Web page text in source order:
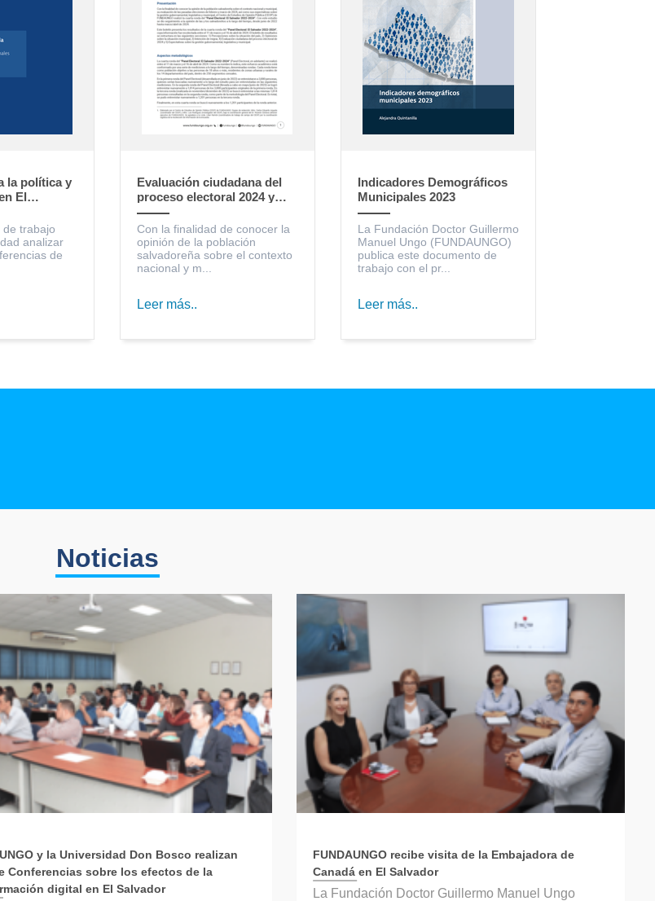
la política y
El
de
de trabajo
analizar
de
Evaluación ciudadana del
proceso electoral 2024 y
expectativas sobre la
gestión gubernamental,
legislativa y municipal
Con la finalidad de conocer la
opinión de la población
salvadoreña sobre el contexto
nacional y m...
Leer más..
Indicadores Demográficos
Municipales 2023
La Fundación Doctor Guillermo
Manuel Ungo (FUNDAUNGO)
publica este documento de
trabajo con el pr...
Leer más..
Noticias
y la Universidad Don Bosco realizan
Conferencias sobre los efectos de la
digital en El Salvador
FUNDAUNGO recibe visita de la Embajadora de
Canadá en El Salvador
La Fundación Doctor Guillermo Manuel Ungo